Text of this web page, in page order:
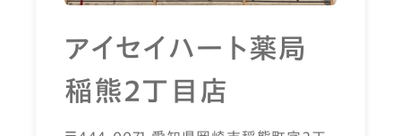
アイセイハート薬局
稲熊2丁目店